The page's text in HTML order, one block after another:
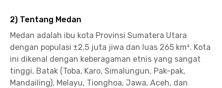
2) Tentang Medan
Medan adalah ibu kota Provinsi Sumatera Utara
dengan populasi ±2,5 juta jiwa dan luas 265 km². Kota
ini dikenal dengan keberagaman etnis yang sangat
tinggi, Batak (Toba, Karo, Simalungun, Pak-pak,
Mandailing), Melayu, Tionghoa, Jawa, Aceh, dan